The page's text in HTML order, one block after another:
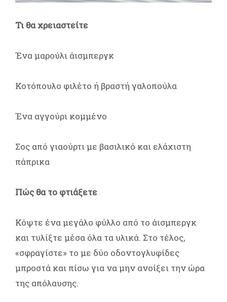
Τι θα χρειαστείτε
Ένα μαρούλι άισμπεργκ
Κοτόπουλο φιλέτο ή βραστή γαλοπούλα
Ένα αγγούρι κομμένο
Σος από γιαούρτι με βασιλικό και ελάχιστη
πάπρικα
Πώς θα το φτιάξετε
Κόψτε ένα μεγάλο φύλλο από το άισμπεργκ
και τυλίξτε μέσα όλα τα υλικά. Στο τέλος,
«σφραγίστε» το με δύο οδοντογλυφίδες
μπροστά και πίσω για να μην ανοίξει την ώρα
της απόλαυσης.